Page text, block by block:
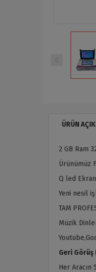
ÜRÜN
2 GB Ram
Ürünümüz
Q led
Yeni nesil
TAM
Müzik
Geri Görüş
Her Aracın